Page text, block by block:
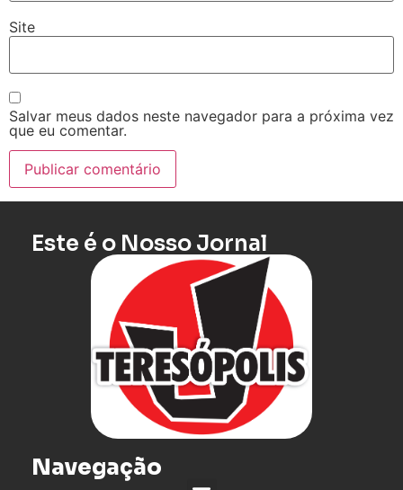
Site
Salvar meus dados neste navegador para a próxima vez
que eu comentar.
Este é o Nosso Jornal
Navegação